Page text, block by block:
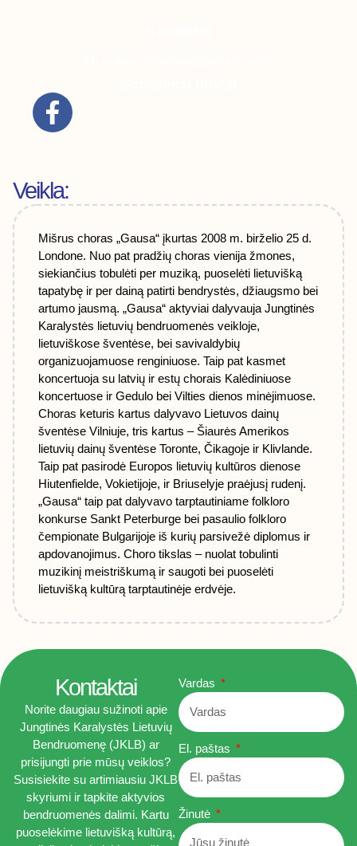
Veikla:
Mišrus choras „Gausa“ įkurtas 2008 m. birželio 25 d.
Londone. Nuo pat pradžių choras vienija žmones,
siekiančius tobulėti per muziką, puoselėti lietuvišką
tapatybę ir per dainą patirti bendrystės, džiaugsmo bei
artumo jausmą. „Gausa“ aktyviai dalyvauja Jungtinės
Karalystės lietuvių bendruomenės veikloje,
lietuviškose šventėse, bei savivaldybių
organizuojamuose renginiuose. Taip pat kasmet
koncertuoja su latvių ir estų chorais Kalėdiniuose
koncertuose ir Gedulo bei Vilties dienos minėjimuose.
Choras keturis kartus dalyvavo Lietuvos dainų
šventėse Vilniuje, tris kartus – Šiaurės Amerikos
lietuvių dainų šventėse Toronte, Čikagoje ir Klivlande.
Taip pat pasirodė Europos lietuvių kultūros dienose
Hiutenfielde, Vokietijoje, ir Briuselyje praėjusį rudenį.
„Gausa“ taip pat dalyvavo tarptautiniame folkloro
konkurse Sankt Peterburge bei pasaulio folkloro
čempionate Bulgarijoje iš kurių parsivežė diplomus ir
apdovanojimus. Choro tikslas – nuolat tobulinti
muzikinį meistriškumą ir saugoti bei puoselėti
lietuvišką kultūrą tarptautinėje erdvėje.
Kontaktai
Norite daugiau sužinoti apie
Jungtinės Karalystės Lietuvių
Bendruomenę (JKLB) ar
prisijungti prie mūsų veiklos?
Susisiekite su artimiausiu JKLB
skyriumi ir tapkite aktyvios
bendruomenės dalimi. Kartu
puoselėkime lietuvišką kultūrą,
Vardas
El. paštas
Žinutė